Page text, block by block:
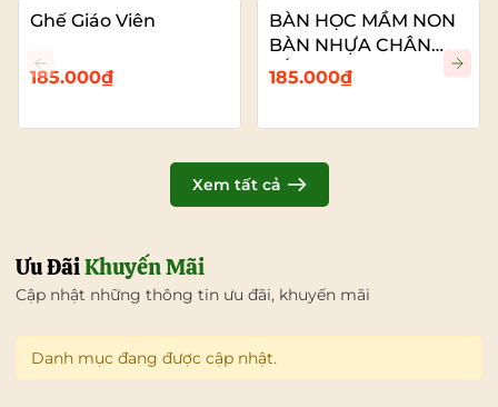
Ghế Giáo Viên
185.000₫
BÀN HỌC MẦM NON
BÀN NHỰA CHÂN
SẮT
185.000₫
Xem tất cả
Ưu ĐãiKhuyến Mãi
Cập nhật những thông tin ưu đãi, khuyến mãi
Danh mục đang được cập nhật.